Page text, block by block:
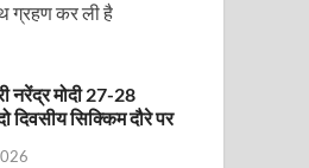
ग्रहण कर ली है
नरेंद्र मोदी 27-28
दिवसीय सिक्किम दौरे पर